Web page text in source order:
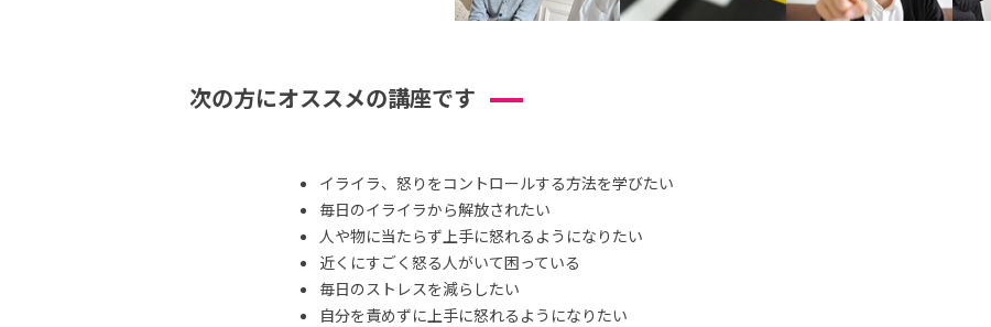
次の方にオススメの講座です
イライラ、怒りをコントロールする方法を学びたい
毎日のイライラから解放されたい
人や物に当たらず上手に怒れるようになりたい
近くにすごく怒る人がいて困っている
毎日のストレスを減らしたい
自分を責めずに上手に怒れるようになりたい